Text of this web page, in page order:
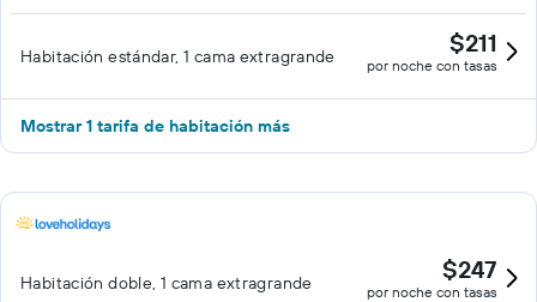
Habitación estándar, 1 cama extragrande $211
por noche con tasas
Mostrar 1 tarifa de habitación más
Habitación doble, 1 cama extragrande $247
por noche con tasas